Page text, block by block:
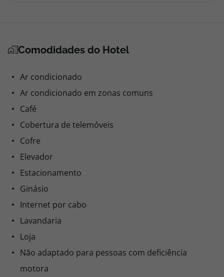
Comodidades do Hotel
Ar condicionado
Ar condicionado em zonas comuns
Café
Cobertura de telemóveis
Cofre
Elevador
Estacionamento
Ginásio
Internet por cabo
Lavandaria
Loja
Não adaptado para pessoas com deficiência
motora